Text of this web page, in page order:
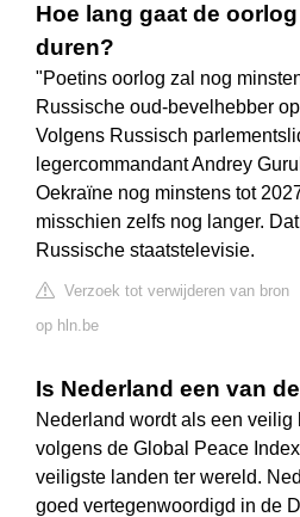
Hoe lang gaat de
duren?
"Poetins oorlog zal nog
Russische oud-bevelhebber
Volgens Russisch
legercommandant Andrey
Oekraïne nog minstens tot
misschien zelfs nog langer.
Russische staatstelevisie.
Verzoek tot verwijderen van bron
op hln.be
Is Nederland een van
Nederland wordt als een
volgens de Global Peace
veiligste landen ter wereld.
goed vertegenwoordigd in de